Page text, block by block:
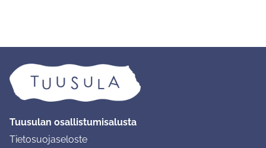
Tuusulan osallistumisalusta
Tietosuojaseloste